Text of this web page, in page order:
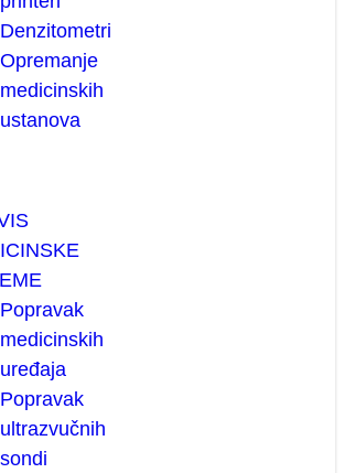
Denzitometri
Opremanje
medicinskih
ustanova
Popravak
medicinskih
uređaja
Popravak
ultrazvučnih
sondi